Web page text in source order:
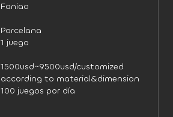
Faniao
Porcelana
1 juego
1500usd~9500usd/customized
according to material&dimension
100 juegos por día